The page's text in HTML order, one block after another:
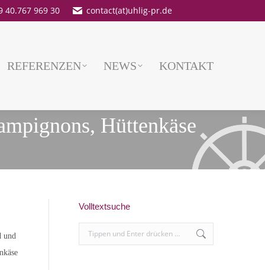
40.767 969 30 contact(at)uhlig-pr.de
REFERENZEN NEWS KONTAKT
Hüttenkäse
und
Volltextsuche
Search: